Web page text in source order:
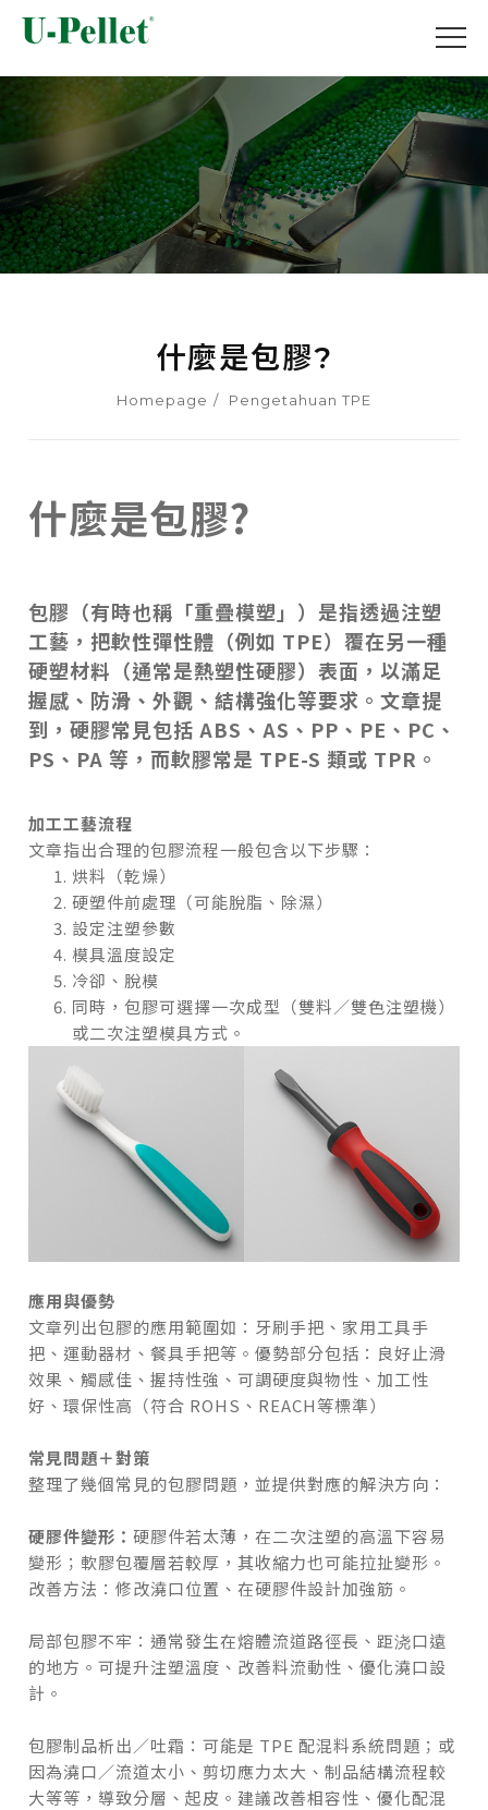
什麼是包膠?
Homepage Pengetahuan TPE
什麼是包膠?
包膠（有時也稱「重疊模塑」）是指透過注塑
工藝，把軟性彈性體（例如 TPE）覆在另一種
硬塑材料（通常是熱塑性硬膠）表面，以滿足
握感、防滑、外觀、結構強化等要求。文章提
到，硬膠常見包括 ABS、AS、PP、PE、PC、
PS、PA 等，而軟膠常是 TPE-S 類或 TPR。
加工工藝流程
文章指出合理的包膠流程一般包含以下步驟：
烘料（乾燥）
硬塑件前處理（可能脫脂、除濕）
設定注塑參數
模具溫度設定
冷卻、脫模
同時，包膠可選擇一次成型（雙料／雙色注塑機）
或二次注塑模具方式。
應用與優勢
文章列出包膠的應用範圍如：牙刷手把、家用工具手
把、運動器材、餐具手把等。優勢部分包括：良好止滑
效果、觸感佳、握持性強、可調硬度與物性、加工性
好、環保性高（符合 ROHS、REACH等標準）
常見問題＋對策
整理了幾個常見的包膠問題，並提供對應的解決方向：
硬膠件變形： 硬膠件若太薄，在二次注塑的高溫下容易
變形；軟膠包覆層若較厚，其收縮力也可能拉扯變形。
改善方法：修改澆口位置、在硬膠件設計加強筋。
局部包膠不牢：通常發生在熔體流道路徑長、距浇口遠
的地方。可提升注塑溫度、改善料流動性、優化澆口設
計。
包膠制品析出／吐霜：可能是 TPE 配混料系統問題；或
因為澆口／流道太小、剪切應力太大、制品結構流程較
大等等，導致分層、起皮。建議改善相容性、優化配混